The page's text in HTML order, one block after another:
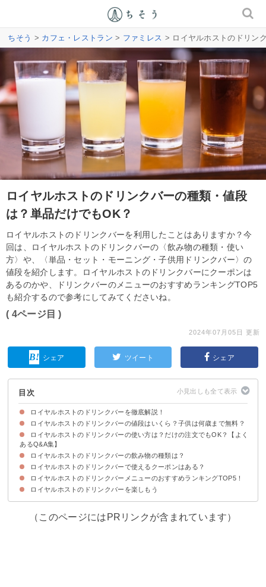
ちそう > カフェ・レストラン > ファミレス > ロイヤルホストのドリン
ロイヤルホストのドリンクバーの種類・値段
は？単品だけでもOK？
ロイヤルホストのドリンクバーを利用したことはありますか？今
回は、ロイヤルホストのドリンクバーの〈飲み物の種類・使い
方〉や、〈単品・セット・モーニング・子供用ドリンクバー〉の
値段を紹介します。ロイヤルホストのドリンクバーにクーポンは
あるのかや、ドリンクバーのメニューのおすすめランキングTOP5
も紹介するので参考にしてみてくださいね。
( 4ページ目 )
2024年07月05日 更新
シェア ツイート シェア
目次
ロイヤルホストのドリンクバーを徹底解説！
ロイヤルホストのドリンクバーの値段はいくら？子供は何歳まで無料？
ロイヤルホストのプレミアムドリンクバーの値段
子供は3歳まで無料！小学生まではお子様料金
ロイヤルホストのドリンクバーの値段を他のファミレスと比較
ロイヤルホストのドリンクバーの使い方は？だけの注文でもOK？【よく
あるQ&A集】
ロイヤルホストのドリンクバーの基本的な使い方
Q1.ロイヤルホストはドリンクバーのみの単品利用でもいい？
Q2.ロイヤルホストのドリンクバーは一部店舗には無い？廃止って本当？
ロイヤルホストのドリンクバーの飲み物の種類は？
ロイヤルホストのドリンクバーの種類【ソフトドリンク編】
ロイヤルホストのドリンクバーの種類【お茶・紅茶編】
ロイヤルホストのドリンクバーの種類【コーヒー編】
ロイヤルホストのドリンクバーの種類【ココア・各種オレ編】
ロイヤルホストのドリンクバーのその他の備品
ロイヤルホストのドリンクバーのコップの種類
ロイヤルホストのドリンクバーで使えるクーポンはある？
ロイヤルホストのドリンクバーメニューのおすすめランキングTOP5！
5位：ミント＆レモン水
4位：おから紅茶
3位：ドリップコーヒー
2位：トロピカルアイスティー
1位：バンホーテンココア
ロイヤルホストのドリンクバーを楽しもう
（このページにはPRリンクが含まれています）